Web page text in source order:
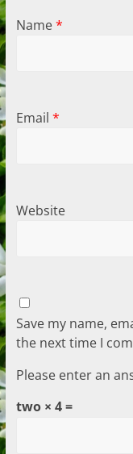
Name*
Email *
Website
Save my name,
the next time I
Please enter an
two × 4 =